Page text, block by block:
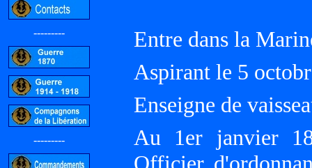
---------
---------
Entre dans la
Aspirant le 5
Enseigne de
Au 1er janvier